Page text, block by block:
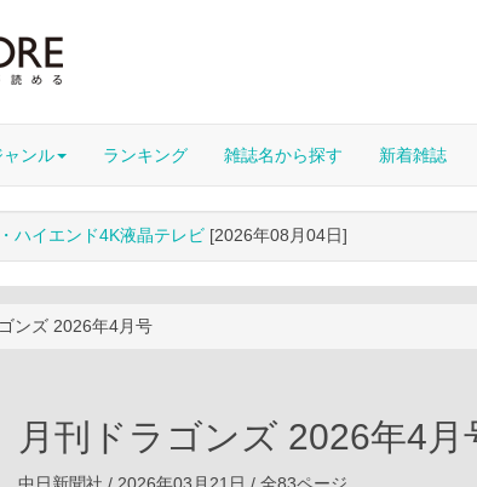
ャンル ランキング 雑誌名から探す 新着雑誌
ハイエンド4K液晶テレビ [2026年08月04日]
ンズ 2026年4月号
月刊ドラゴンズ 2026年4月